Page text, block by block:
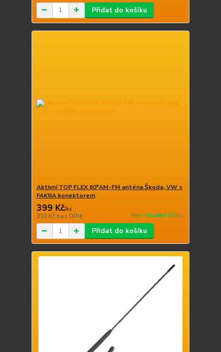
Přidat do košíku
Aktivní TOP FLEX 60°AM-FM anténa Škoda, VW s
FAKRA konektorem
399 Kč/ks
330 Kč bez DPH Není skladem 50 ks
Přidat do košíku